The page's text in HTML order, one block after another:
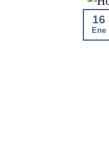
16
Ene